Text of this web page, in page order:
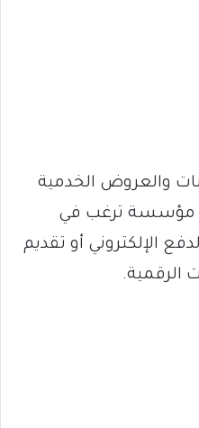
والعروض الخدمية
مؤسسة ترغب في
الإلكتروني أو تقديم
الرقمية.